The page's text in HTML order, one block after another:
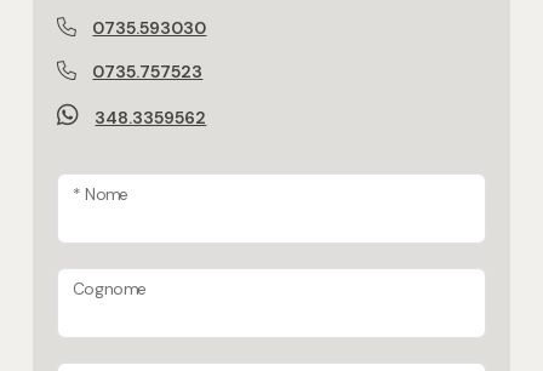
0735.593030
0735.757523
348.3359562
* Nome
Cognome